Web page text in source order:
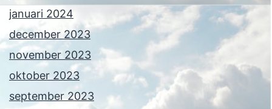
januari 2024
december 2023
november 2023
oktober 2023
september 2023